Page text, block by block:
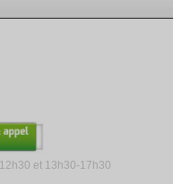
et 13h30-17h30